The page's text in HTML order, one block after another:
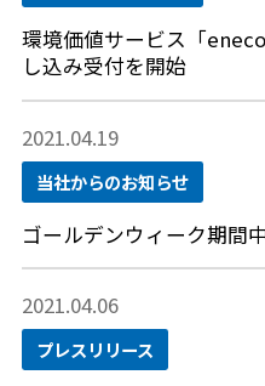
環境価値サービス「
し込み受付を開始
2021.04.19
当社からのお知らせ
ゴールデンウィーク期間
2021.04.06
プレスリリース